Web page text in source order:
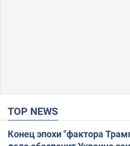
TOP NEWS
Конец эпохи "фактора